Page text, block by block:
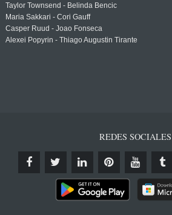
Taylor Townsend - Belinda Bencic
Maria Sakkari - Cori Gauff
Casper Ruud - Joao Fonseca
Alexei Popyrin - Thiago Augustin Tirante
REDES SOCIALES